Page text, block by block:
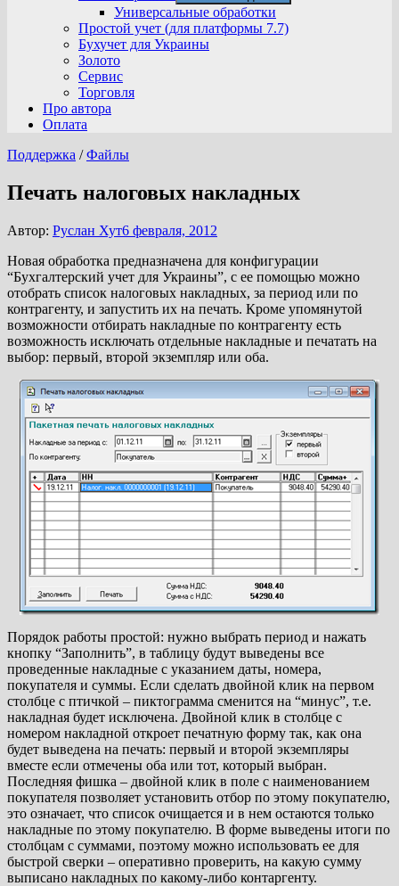
Универсальные обработки
Простой учет (для платформы 7.7)
Бухучет для Украины
Золото
Сервис
Торговля
Про автора
Оплата
Поддержка /Файлы
Печать налоговых накладных
Автор: Руслан Хут6 февраля, 2012
Новая обработка предназначена для конфигурации
“Бухгалтерский учет для Украины”, с ее помощью можно
отобрать список налоговых накладных, за период или по
контрагенту, и запустить их на печать. Кроме упомянутой
возможности отбирать накладные по контрагенту есть
возможность исключать отдельные накладные и печатать на
выбор: первый, второй экземпляр или оба.
Порядок работы простой: нужно выбрать период и нажать
кнопку “Заполнить”, в таблицу будут выведены все
проведенные накладные с указанием даты, номера,
покупателя и суммы. Если сделать двойной клик на первом
столбце с птичкой – пиктограмма сменится на “минус”, т.е.
накладная будет исключена. Двойной клик в столбце с
номером накладной откроет печатную форму так, как она
будет выведена на печать: первый и второй экземпляры
вместе если отмечены оба или тот, который выбран.
Последняя фишка – двойной клик в поле с наименованием
покупателя позволяет установить отбор по этому покупателю,
это означает, что список очищается и в нем остаются только
накладные по этому покупателю. В форме выведены итоги по
столбцам с суммами, поэтому можно использовать ее для
быстрой сверки – оперативно проверить, на какую сумму
выписано накладных по какому-либо контаргенту.